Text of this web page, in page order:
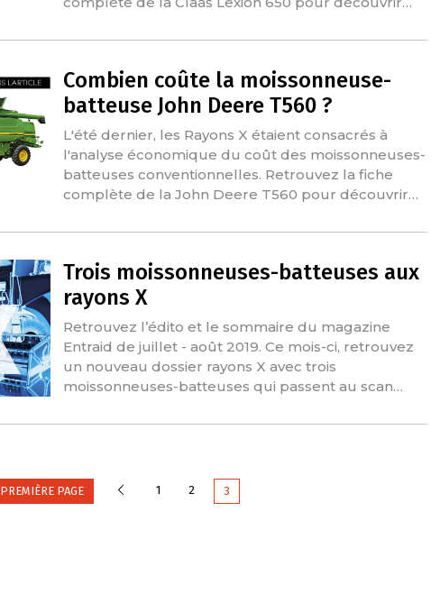
Combien coûte la moissonneuse-
batteuse John Deere T560 ?
L'été dernier, les Rayons X étaient consacrés à
l'analyse économique du coût des moissonneuses-
batteuses conventionnelles. Retrouvez la fiche
complète de la John Deere T560 pour découvrir…
Trois moissonneuses-batteuses aux
rayons X
Retrouvez l’édito et le sommaire du magazine
Entraid de juillet - août 2019. Ce mois-ci, retrouvez
un nouveau dossier rayons X avec trois
moissonneuses-batteuses qui passent au scan…
PREMIÈRE PAGE Précédente
1 2 3